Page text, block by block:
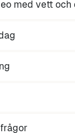
med vett och